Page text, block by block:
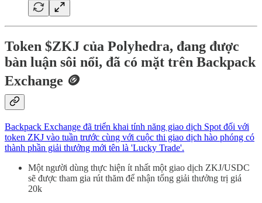
Token $ZKJ của Polyhedra, đang được
bàn luận sôi nổi, đã có mặt trên Backpack
Exchange 🪙
Backpack Exchange đã triển khai tính năng giao dịch Spot đối với
token ZKJ vào tuần trước cùng với cuộc thi giao dịch hào phóng có
thành phần giải thưởng mới tên là 'Lucky Trade'.
Một người dùng thực hiện ít nhất một giao dịch ZKJ/USDC
sẽ được tham gia rút thăm để nhận tổng giải thưởng trị giá
20k